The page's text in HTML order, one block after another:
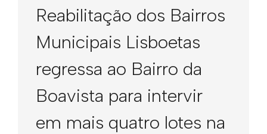
Reabilitação dos Bairros
Municipais Lisboetas
regressa ao Bairro da
Boavista para intervir
em mais quatro lotes na